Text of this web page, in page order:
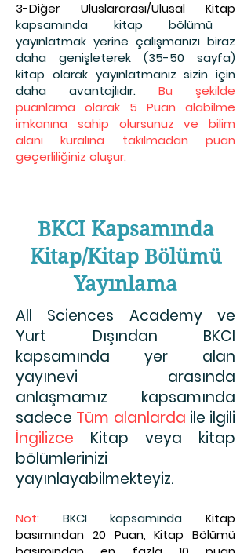
3-Diğer Uluslararası/Ulusal Kitap
kapsamında kitap bölümü
yayınlatmak yerine çalışmanızı biraz
daha genişleterek (35-50 sayfa)
kitap olarak yayınlatmanız sizin için
daha avantajlıdır. Bu şekilde
puanlama olarak 5 Puan alabilme
imkanına sahip olursunuz ve bilim
alanı kuralına takılmadan puan
geçerliliğiniz oluşur.
BKCI Kapsamında
Kitap/Kitap Bölümü
Yayınlama
All Sciences Academy ve
Yurt Dışından BKCI
kapsamında yer alan
yayınevi arasında
anlaşmamız kapsamında
sadece Tüm alanlarda ile ilgili
İngilizce Kitap veya kitap
bölümlerinizi
yayınlayabilmekteyiz.
Not: BKCI kapsamında Kitap
basımından 20 Puan, Kitap Bölümü